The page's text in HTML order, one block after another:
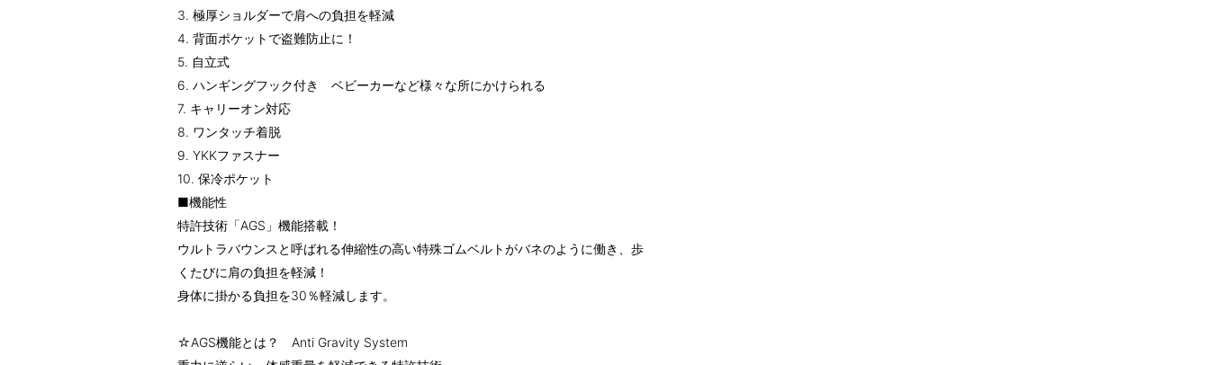
3. 極厚ショルダーで肩への負担を軽減
4. 背面ポケットで盗難防止に！
5. 自立式
6. ハンギングフック付き ベビーカーなど様々な所にかけられる
7. キャリーオン対応
8. ワンタッチ着脱
9. YKKファスナー
10. 保冷ポケット
■機能性
特許技術「AGS」機能搭載！
ウルトラバウンスと呼ばれる伸縮性の高い特殊ゴムベルトがバネのように働き、歩
くたびに肩の負担を軽減！
身体に掛かる負担を30％軽減します。
☆AGS機能とは？ Anti Gravity System